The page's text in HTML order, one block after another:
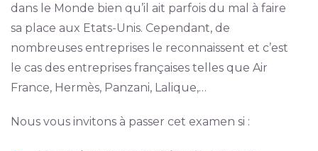
dans le Monde bien qu’il ait parfois du mal à faire
sa place aux Etats-Unis. Cependant, de
nombreuses entreprises le reconnaissent et c’est
le cas des entreprises françaises telles que Air
France, Hermès, Panzani, Lalique,…
Nous vous invitons à passer cet examen si :